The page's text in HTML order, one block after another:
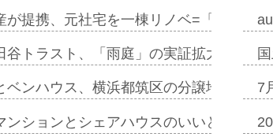
が提携、元社宅を一棟リノベ=「職住遊
谷トラスト、「雨庭」の実証拡大へ=ガ
ベンハウス、横浜都筑区の分譲地開発で
ンションとシェアハウスのいいとこどり
7